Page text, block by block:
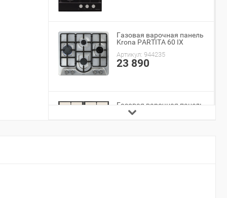
Газовая варочная панель
Krona PARTITA 60 IX
Артикул: 944235
23 890
Газовая варочная панель
Graude GSK 60.1 EL